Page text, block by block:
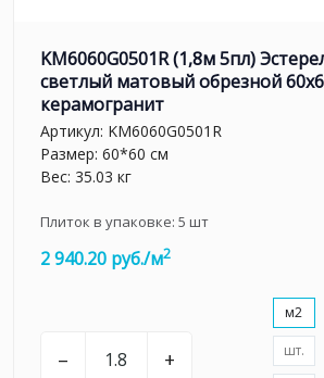
KM6060G0501R (1,8м 5пл)
светлый матовый обрезной
керамогранит
Артикул: KM6060G0501R
Размер: 60*60 см
Вес: 35.03 кг
Плиток в упаковке: 5 шт
2 940.20 руб./м2
– +
м2
шт.